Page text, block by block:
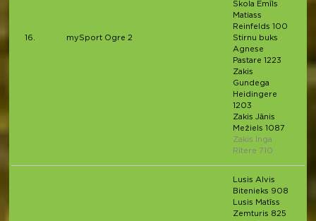
16. mySport Ogre 2
Skola Emīls
Matiass
Reinfelds 100
Stirnu buks
Agnese
Pastare 1223
Zakis
Gundega
Heidingere
1203
Zakis Jānis
Mežiels 1087
Zakis Inga
Rītere 710
Lusis Alvis
Bitenieks 908
Lusis Matīss
Zemturis 825